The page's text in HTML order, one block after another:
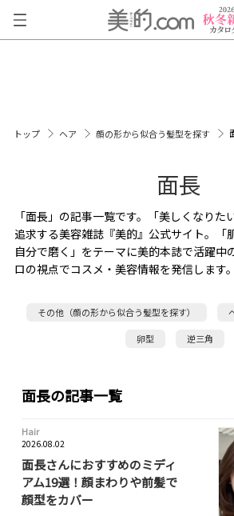
トップ ヘア 顔の形から似合う髪型を探す
面長
「面長」の記事一覧です。「美しくなりた
追求する美容雑誌『美的』公式サイト。「
自分で磨く」をテーマに美的本誌で活躍中
ロの視点でコスメ・美容情報を発信します。
その他（顔の形から似合う髪型を探す）
卵型 逆三角
面長の記事一覧
Hair
2026.08.02
面長さんにおすすめのミディ
アム19選！顔まわりや前髪で
顔型をカバー